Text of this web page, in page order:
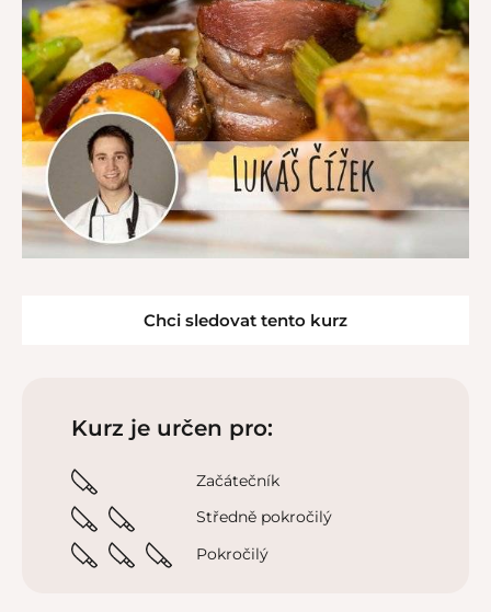
Chci sledovat tento kurz
Kurz je určen pro:
Začátečník
Středně pokročilý
Pokročilý